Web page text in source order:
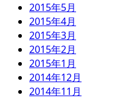
2015年5月
2015年4月
2015年3月
2015年2月
2015年1月
2014年12月
2014年11月